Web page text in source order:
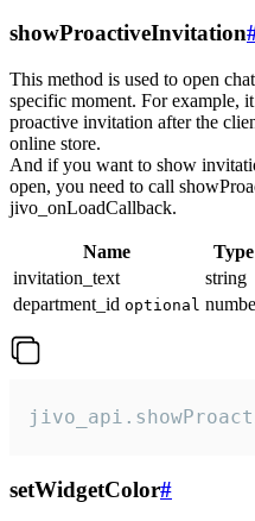
showProactiveInvitation
This method is used to open
specific moment. For example,
proactive invitation after the
online store.
And if you want to show
open, you need to call
jivo_onLoadCallback.
Name Type
invitation_text
string
department_id optional
setWidgetColor#